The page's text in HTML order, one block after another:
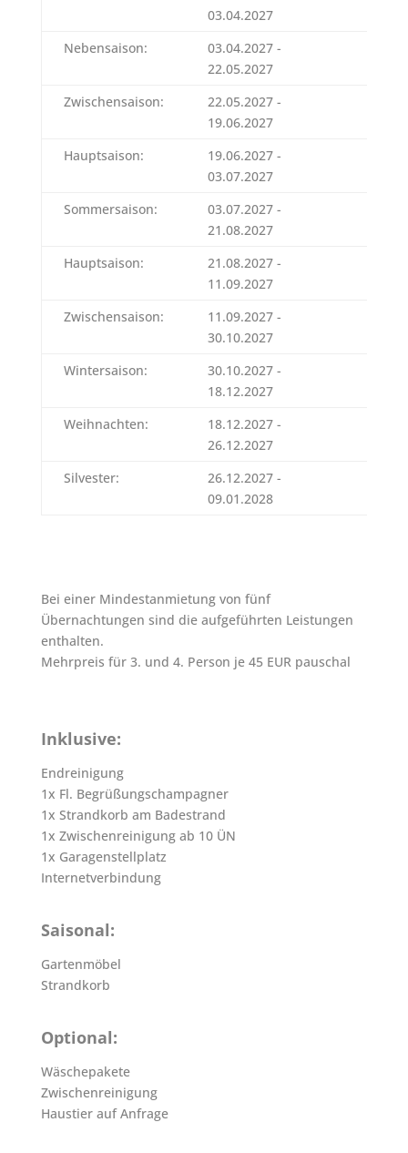
03.04.2027
Nebensaison:
03.04.2027 -
22.05.2027
Zwischensaison:
22.05.2027 -
19.06.2027
Hauptsaison:
19.06.2027 -
03.07.2027
Sommersaison:
03.07.2027 -
21.08.2027
Hauptsaison:
21.08.2027 -
11.09.2027
Zwischensaison:
11.09.2027 -
30.10.2027
Wintersaison:
30.10.2027 -
18.12.2027
Weihnachten:
18.12.2027 -
26.12.2027
Silvester:
26.12.2027 -
09.01.2028
Bei einer Mindestanmietung von fünf
Übernachtungen sind die aufgeführten Leistungen
enthalten.
Mehrpreis für 3. und 4. Person je 45 EUR pauschal
Inklusive:
Endreinigung
1x Fl. Begrüßungschampagner
1x Strandkorb am Badestrand
1x Zwischenreinigung ab 10 ÜN
1x Garagenstellplatz
Internetverbindung
Saisonal:
Gartenmöbel
Strandkorb
Optional:
Wäschepakete
Zwischenreinigung
Haustier auf Anfrage